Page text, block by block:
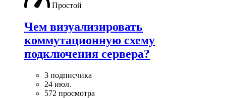
Простой
Чем визуализировать
коммутационную схему
подключения сервера?
3 подписчика
24 июл.
572 просмотра